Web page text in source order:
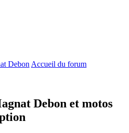
Debon Accueil du forum
Debon et motos